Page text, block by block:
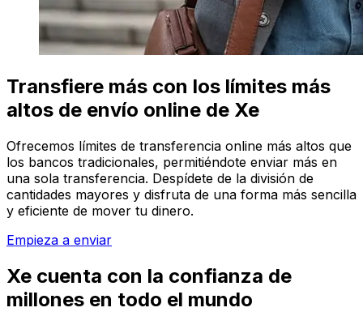
Transfiere más con los límites más
altos de envío online de Xe
Ofrecemos límites de transferencia online más altos que
los bancos tradicionales, permitiéndote enviar más en
una sola transferencia. Despídete de la división de
cantidades mayores y disfruta de una forma más sencilla
y eficiente de mover tu dinero.
Empieza a enviar
Xe cuenta con la confianza de
millones en todo el mundo